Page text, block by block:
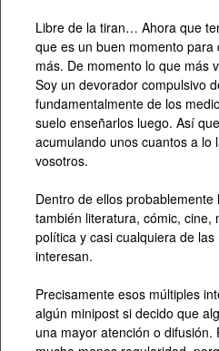
Libre de la tiran… Ahora que
que es un buen momento
más. De momento lo que más
Soy un devorador compulsivo
fundamentalmente de los
suelo enseñarlos luego. Así
acumulando unos cuantos a
vosotros.
Dentro de ellos
también literatura, cómic, cine,
política y casi cualquiera de
interesan.
Precisamente esos múltiples
algún minipost si decido que
una mayor atención o difusión.